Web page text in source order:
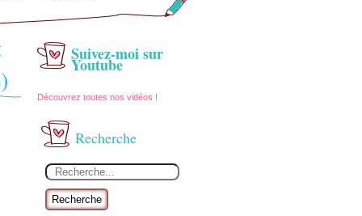
Suivez-moi sur
Youtube
Découvrez toutes nos vidéos !
Recherche
Recherche